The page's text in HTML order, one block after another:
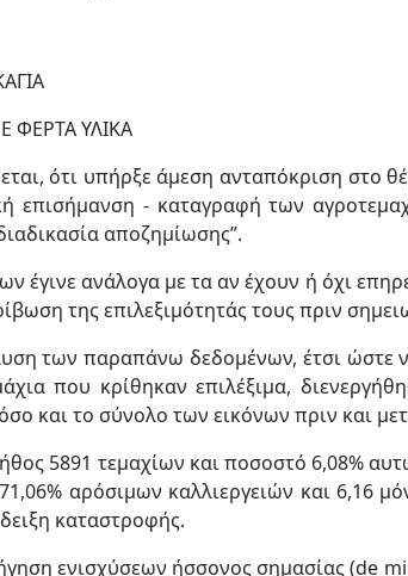
ΦΕΡΤΑ ΥΛΙΚΑ
ότι υπήρξε άμεση ανταπόκριση στο
επισήμανση - καταγραφή των
αποζημίωσης”.
έγινε ανάλογα με τα αν έχουν ή όχι
της επιλεξιμότητάς τους πριν
των παραπάνω δεδομένων, έτσι ώστε
που κρίθηκαν επιλέξιμα,
και το σύνολο των εικόνων πριν και
5891 τεμαχίων και ποσοστό 6,08%
αρόσιμων καλλιεργειών και 6,16
καταστροφής.
ενισχύσεων ήσσονος σημασίας (de